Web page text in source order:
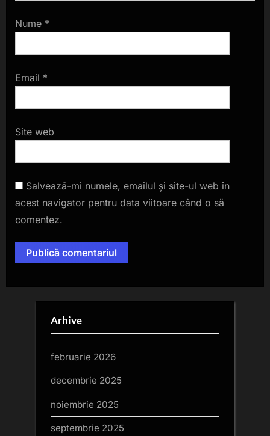
Nume *
Email *
Site web
Salvează-mi numele, emailul și site-ul web în
acest navigator pentru data viitoare când o să
comentez.
Arhive
februarie 2026
decembrie 2025
noiembrie 2025
septembrie 2025